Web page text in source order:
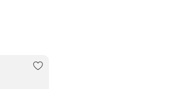
Подробнее о сроках доставки